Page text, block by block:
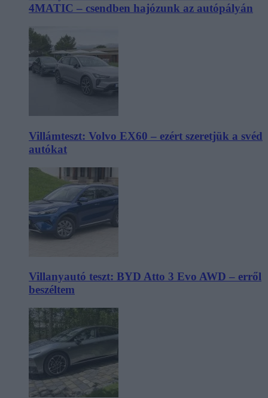
4MATIC – csendben hajózunk az autópályán
Villámteszt: Volvo EX60 – ezért szeretjük a svéd
autókat
Villanyautó teszt: BYD Atto 3 Evo AWD – erről
beszéltem